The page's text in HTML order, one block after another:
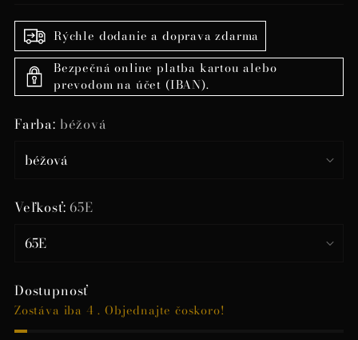
Rýchle dodanie a doprava zdarma
Bezpečná online platba kartou alebo
prevodom na účet (IBAN).
Farba: béžová
Veľkosť:65E
Dostupnosť
Zostáva iba 4 . Objednajte čoskoro!